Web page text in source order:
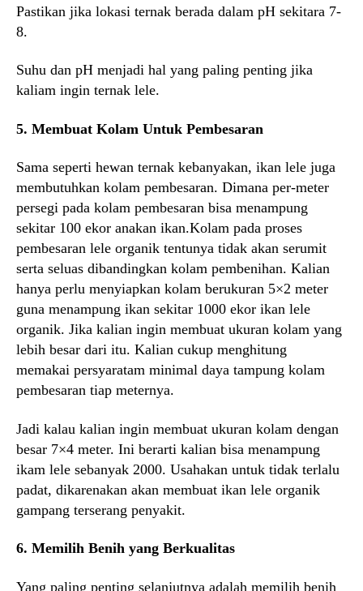
Pastikan jika lokasi ternak berada dalam pH sekitara 7-
8.
Suhu dan pH menjadi hal yang paling penting jika
kaliam ingin ternak lele.
5. Membuat Kolam Untuk Pembesaran
Sama seperti hewan ternak kebanyakan, ikan lele juga
membutuhkan kolam pembesaran. Dimana per-meter
persegi pada kolam pembesaran bisa menampung
sekitar 100 ekor anakan ikan.Kolam pada proses
pembesaran lele organik tentunya tidak akan serumit
serta seluas dibandingkan kolam pembenihan. Kalian
hanya perlu menyiapkan kolam berukuran 5×2 meter
guna menampung ikan sekitar 1000 ekor ikan lele
organik. Jika kalian ingin membuat ukuran kolam yang
lebih besar dari itu. Kalian cukup menghitung
memakai persyaratam minimal daya tampung kolam
pembesaran tiap meternya.
Jadi kalau kalian ingin membuat ukuran kolam dengan
besar 7×4 meter. Ini berarti kalian bisa menampung
ikam lele sebanyak 2000. Usahakan untuk tidak terlalu
padat, dikarenakan akan membuat ikan lele organik
gampang terserang penyakit.
6. Memilih Benih yang Berkualitas
Yang paling penting selanjutnya adalah memilih benih